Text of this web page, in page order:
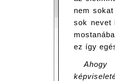
nem
sok nevet
ez így